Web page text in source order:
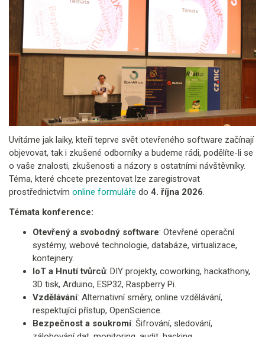
Uvítáme jak laiky, kteří teprve svět otevřeného software začínají
objevovat, tak i zkušené odborníky a budeme rádi, podělíte-li se
o vaše znalosti, zkušenosti a názory s ostatními návštěvníky.
Téma, které chcete prezentovat lze zaregistrovat
prostřednictvím online formuláře do 4. října 2026.
Témata konference:
Otevřený a svobodný software: Otevřené operační
systémy, webové technologie, databáze, virtualizace,
kontejnery.
IoT a Hnutí tvůrců: DIY projekty, coworking, hackathony,
3D tisk, Arduino, ESP32, Raspberry Pi.
Vzdělávání: Alternativní směry, online vzdělávání,
respektující přístup, OpenScience.
Bezpečnost a soukromí: Šifrování, sledování,